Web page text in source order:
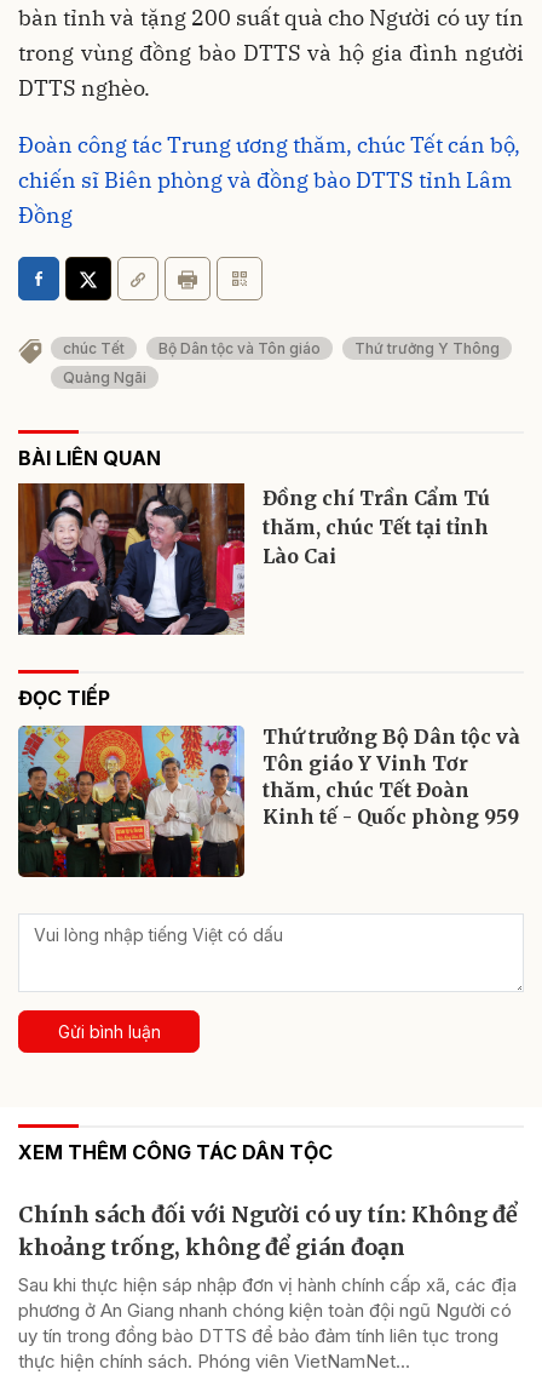
bàn tỉnh và tặng 200 suất quà cho Người có uy tín
trong vùng đồng bào DTTS và hộ gia đình người
DTTS nghèo.
Đoàn công tác Trung ương thăm, chúc Tết cán bộ,
chiến sĩ Biên phòng và đồng bào DTTS tỉnh Lâm
Đồng
chúc Tết Bộ Dân tộc và Tôn giáo
Thứ trưởng Y Thông
Quảng Ngãi
BÀI LIÊN QUAN
Đồng chí Trần Cẩm Tú
thăm, chúc Tết tại tỉnh
Lào Cai
ĐỌC TIẾP
Thứ trưởng Bộ Dân tộc và
Tôn giáo Y Vinh Tơr
thăm, chúc Tết Đoàn
Kinh tế - Quốc phòng 959
Gửi bình luận
XEM THÊM CÔNG TÁC DÂN TỘC
Chính sách đối với Người có uy tín: Không để
khoảng trống, không để gián đoạn
Sau khi thực hiện sáp nhập đơn vị hành chính cấp xã, các địa
phương ở An Giang nhanh chóng kiện toàn đội ngũ Người có
uy tín trong đồng bào DTTS để bảo đảm tính liên tục trong
thực hiện chính sách. Phóng viên VietNamNet...